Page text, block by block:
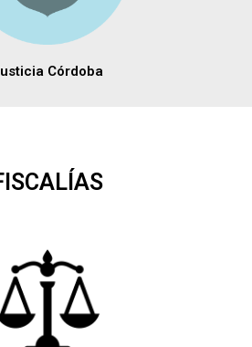
Córdoba